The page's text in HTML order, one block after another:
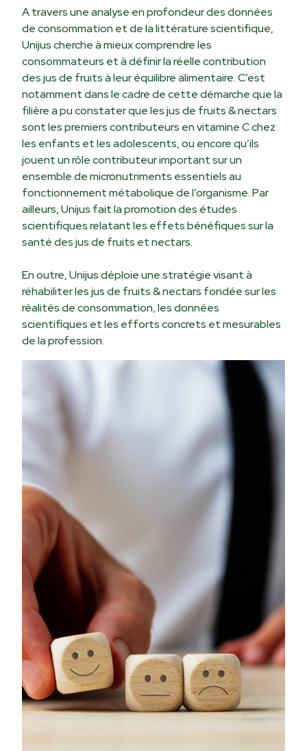
A travers une analyse en profondeur des données
de consommation et de la littérature scientifique,
Unijus cherche à mieux comprendre les
consommateurs et à définir la réelle contribution
des jus de fruits à leur équilibre alimentaire. C’est
notamment dans le cadre de cette démarche que la
filière a pu constater que les jus de fruits & nectars
sont les premiers contributeurs en vitamine C chez
les enfants et les adolescents, ou encore qu’ils
jouent un rôle contributeur important sur un
ensemble de micronutriments essentiels au
fonctionnement métabolique de l’organisme. Par
ailleurs, Unijus fait la promotion des études
scientifiques relatant les effets bénéfiques sur la
santé des jus de fruits et nectars.
En outre, Unijus déploie une stratégie visant à
réhabiliter les jus de fruits & nectars fondée sur les
réalités de consommation, les données
scientifiques et les efforts concrets et mesurables
de la profession.